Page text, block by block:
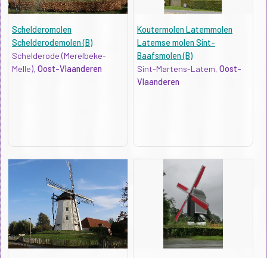
Schelderomolen
Schelderodemolen (B)
Schelderode (Merelbeke-
Melle), Oost-Vlaanderen
Koutermolen Latemmolen
Latemse molen Sint-
Baafsmolen (B)
Sint-Martens-Latem,Oost-
Vlaanderen